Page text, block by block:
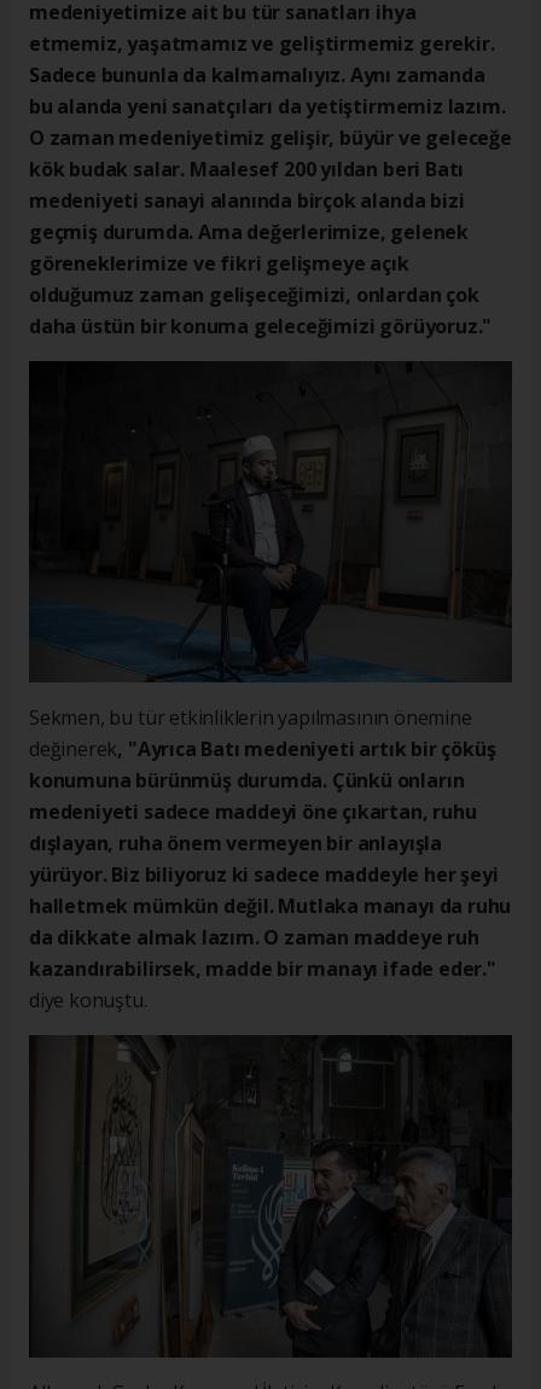
medeniyetimize ait bu tür sanatları ihya
etmemiz, yaşatmamız ve geliştirmemiz gerekir.
Sadece bununla da kalmamalıyız. Aynı zamanda
bu alanda yeni sanatçıları da yetiştirmemiz lazım.
O zaman medeniyetimiz gelişir, büyür ve geleceğe
kök budak salar. Maalesef 200 yıldan beri Batı
medeniyeti sanayi alanında birçok alanda bizi
geçmiş durumda. Ama değerlerimize, gelenek
göreneklerimize ve fikri gelişmeye açık
olduğumuz zaman gelişeceğimizi, onlardan çok
daha üstün bir konuma geleceğimizi görüyoruz."
Sekmen, bu tür etkinliklerin yapılmasının önemine
değinerek, "Ayrıca Batı medeniyeti artık bir çöküş
konumuna bürünmüş durumda. Çünkü onların
medeniyeti sadece maddeyi öne çıkartan, ruhu
dışlayan, ruha önem vermeyen bir anlayışla
yürüyor. Biz biliyoruz ki sadece maddeyle her şeyi
halletmek mümkün değil. Mutlaka manayı da ruhu
da dikkate almak lazım. O zaman maddeye ruh
kazandırabilirsek, madde bir manayı ifade eder."
diye konuştu.